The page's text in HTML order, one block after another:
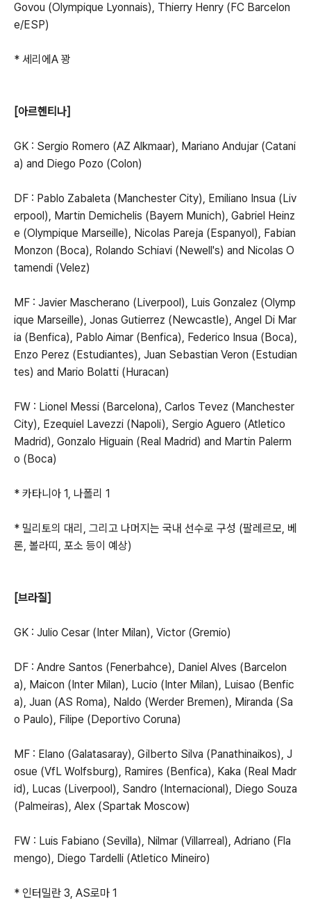
Govou (Olympique Lyonnais), Thierry Henry (FC Barcelon
e/ESP)
* 세리에A 꽝
[아르헨티나]
GK : Sergio Romero (AZ Alkmaar), Mariano Andujar (Catani
a) and Diego Pozo (Colon)
DF : Pablo Zabaleta (Manchester City), Emiliano Insua (Liv
erpool), Martin Demichelis (Bayern Munich), Gabriel Heinz
e (Olympique Marseille), Nicolas Pareja (Espanyol), Fabian
Monzon (Boca), Rolando Schiavi (Newell's) and Nicolas O
tamendi (Velez)
MF : Javier Mascherano (Liverpool), Luis Gonzalez (Olymp
ique Marseille), Jonas Gutierrez (Newcastle), Angel Di Mar
ia (Benfica), Pablo Aimar (Benfica), Federico Insua (Boca),
Enzo Perez (Estudiantes), Juan Sebastian Veron (Estudian
tes) and Mario Bolatti (Huracan)
FW : Lionel Messi (Barcelona), Carlos Tevez (Manchester
City), Ezequiel Lavezzi (Napoli), Sergio Aguero (Atletico
Madrid), Gonzalo Higuain (Real Madrid) and Martin Palerm
o (Boca)
* 카타니아 1, 나폴리 1
* 밀리토의 대리, 그리고 나머지는 국내 선수로 구성 (팔레르모, 베
론, 볼라띠, 포소 등이 예상)
[브라질]
GK : Julio Cesar (Inter Milan), Victor (Gremio)
DF : Andre Santos (Fenerbahce), Daniel Alves (Barcelon
a), Maicon (Inter Milan), Lucio (Inter Milan), Luisao (Benfic
a), Juan (AS Roma), Naldo (Werder Bremen), Miranda (Sa
o Paulo), Filipe (Deportivo Coruna)
MF : Elano (Galatasaray), Gilberto Silva (Panathinaikos), J
osue (VfL Wolfsburg), Ramires (Benfica), Kaka (Real Madr
id), Lucas (Liverpool), Sandro (Internacional), Diego Souza
(Palmeiras), Alex (Spartak Moscow)
FW : Luis Fabiano (Sevilla), Nilmar (Villarreal), Adriano (Fla
mengo), Diego Tardelli (Atletico Mineiro)
* 인터밀란 3, AS로마 1